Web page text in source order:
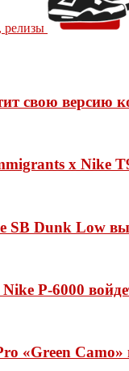
свою версию
x Nike
SB Dunk Low
P-6000
«Green Camo»